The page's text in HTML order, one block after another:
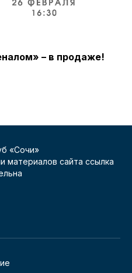
– в продаже!
«Сочи»
материалов сайта ссылка